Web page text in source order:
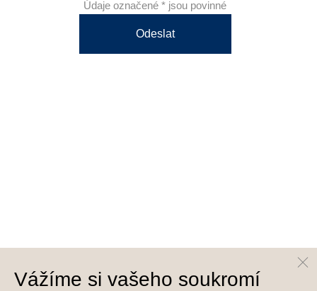
Údaje označené * jsou povinné
Odeslat
Vážíme si vašeho soukromí